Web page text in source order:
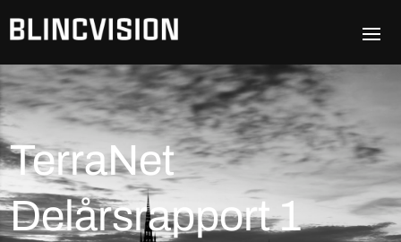
TerraNet
Delårsrapport 1